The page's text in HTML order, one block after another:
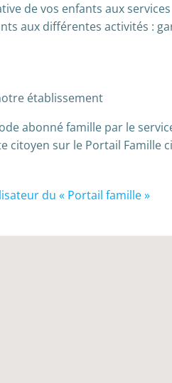
de vos enfants aux services
aux différentes activités :
établissement
abonné famille par le
citoyen sur le Portail Famille
du « Portail famille »